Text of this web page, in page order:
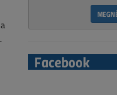
Facebook